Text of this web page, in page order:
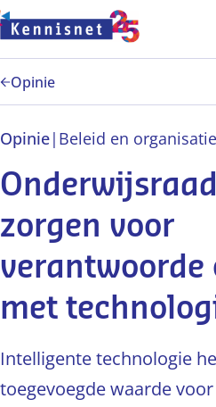
Doorgaan naar hoofdinhoud
Opinie
Opinie| Beleid en organisatie
zorgen voor
verantwoorde
met
Intelligente technologie
toegevoegde waarde